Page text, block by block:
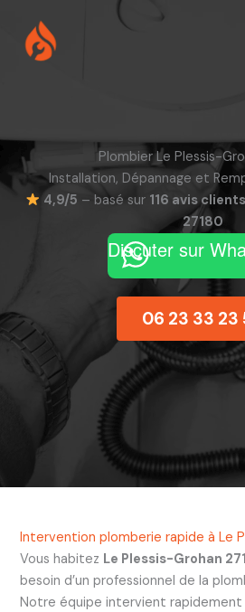
contenu
Plombier Le Plessis-
Installation, Dépannage et
4,9/5 – basé sur 116 avis clients
27180
Discuter sur
06 23 33 23
Intervention plomberie rapide à Le
Vous habitez Le Plessis-Grohan
besoin d’un professionnel de la
Notre équipe intervient rapidement